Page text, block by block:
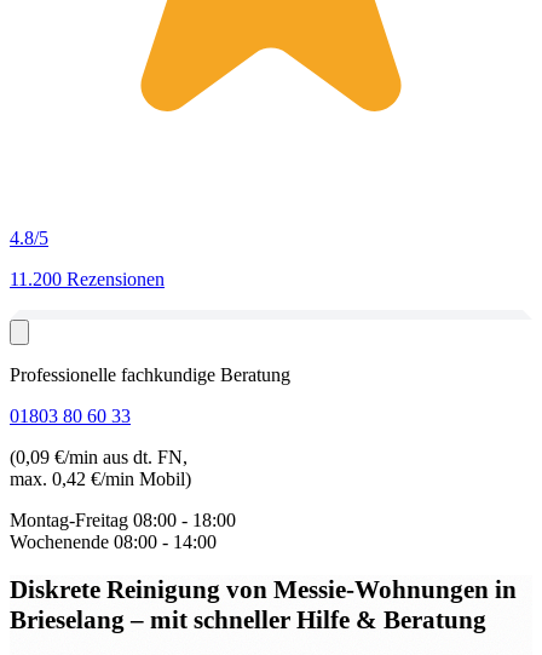
4.8/5
11.200 Rezensionen
Professionelle fachkundige Beratung
01803 80 60 33
(0,09 €/min aus dt. FN,
max. 0,42 €/min Mobil)
Montag-Freitag 08:00 - 18:00
Wochenende 08:00 - 14:00
Diskrete Reinigung von Messie-Wohnungen in
Brieselang– mit schneller Hilfe & Beratung